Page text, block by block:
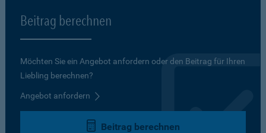
Beitrag berechnen
Möchten Sie ein Angebot anfordern oder den Beitrag für Ihren
Liebling berechnen?
Angebot anfordern
Beitrag berechnen